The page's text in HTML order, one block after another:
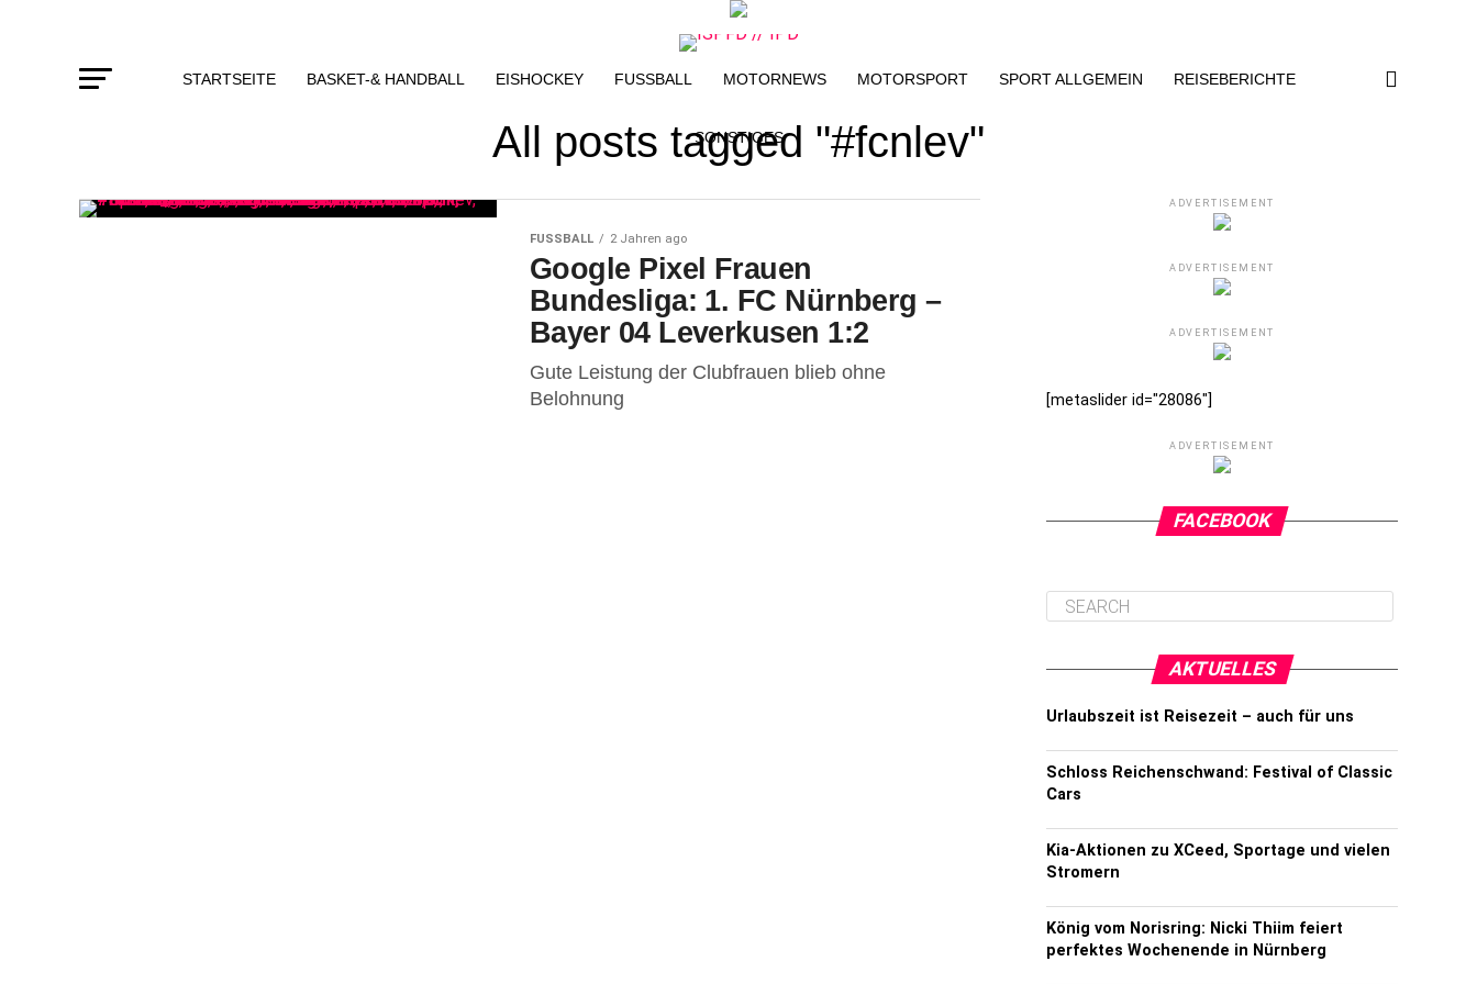
STARTSEITE BASKET-& HANDBALL EISHOCKEY FUSSBALL MOTORNEWS MOTORSPORT SPORT ALLGEMEIN REISEBERICHTE
SONSTIGES
All posts tagged "#fcnlev"
FUSSBALL 2 Jahren ago
Google Pixel Frauen
Bundesliga: 1. FC Nürnberg –
Bayer 04 Leverkusen 1:2
Gute Leistung der Clubfrauen blieb ohne
Belohnung
ADVERTISEMENT
ADVERTISEMENT
ADVERTISEMENT
[metaslider id="28086"]
ADVERTISEMENT
FACEBOOK
AKTUELLES
Urlaubszeit ist Reisezeit – auch für uns
Schloss Reichenschwand: Festival of Classic
Cars
Kia-Aktionen zu XCeed, Sportage und vielen
Stromern
König vom Norisring: Nicki Thiim feiert
perfektes Wochenende in Nürnberg